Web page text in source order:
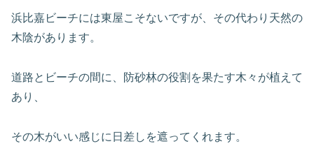
浜比嘉ビーチには東屋こそないですが、その代わり天然の
木陰があります。
道路とビーチの間に、防砂林の役割を果たす木々が植えて
あり、
その木がいい感じに日差しを遮ってくれます。